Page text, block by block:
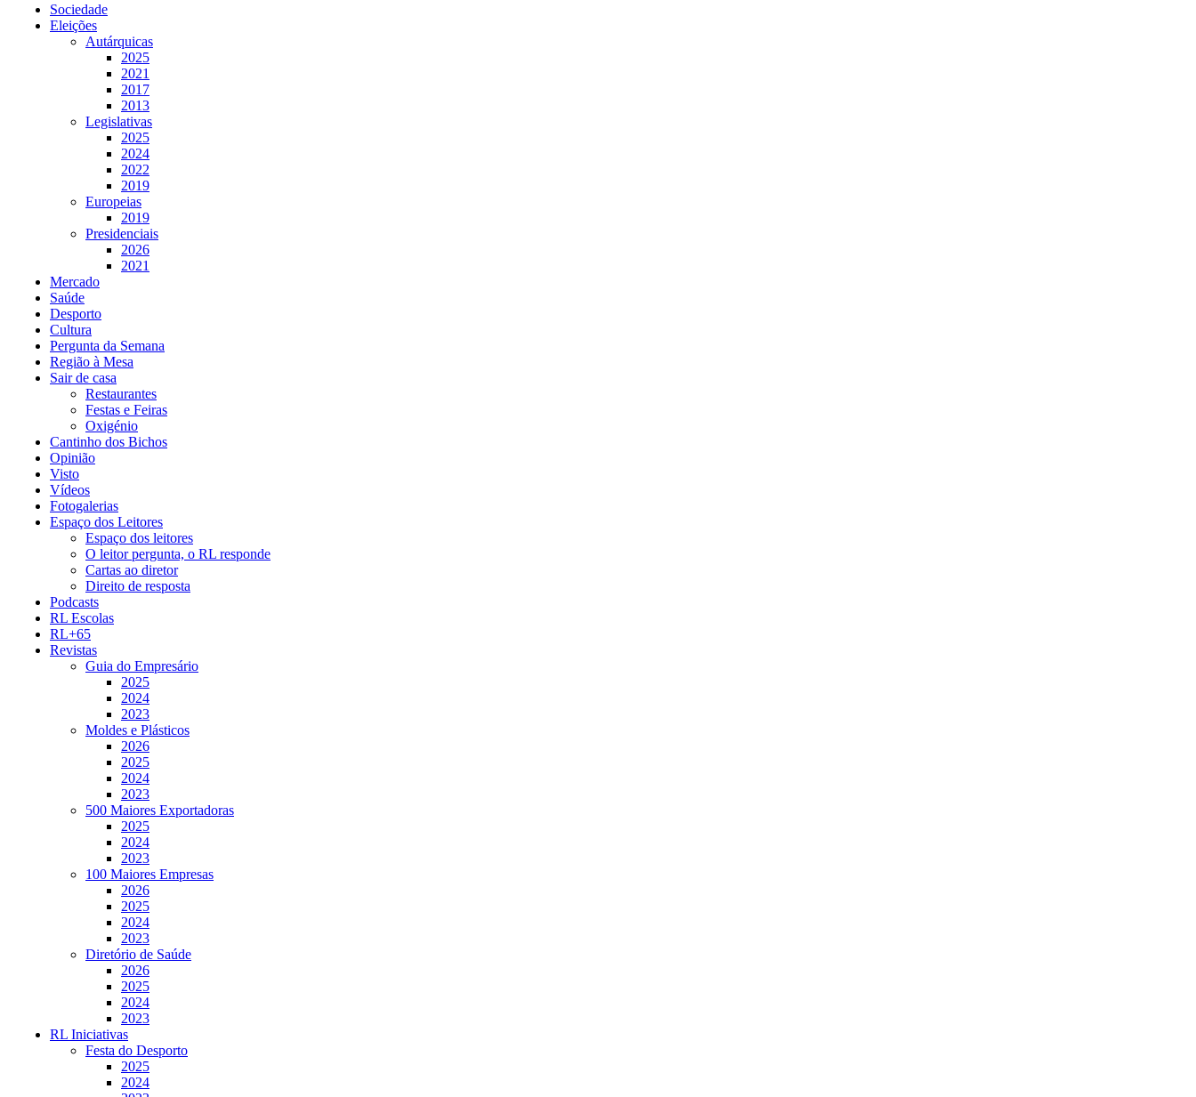
Sociedade
Eleições
Autárquicas
2025
2021
2017
2013
Legislativas
2025
2024
2022
2019
Europeias
2019
Presidenciais
2026
2021
Mercado
Saúde
Desporto
Cultura
Pergunta da Semana
Região à Mesa
Sair de casa
Restaurantes
Festas e Feiras
Oxigénio
Cantinho dos Bichos
Opinião
Visto
Vídeos
Fotogalerias
Espaço dos Leitores
Espaço dos leitores
O leitor pergunta, o RL responde
Cartas ao diretor
Direito de resposta
Podcasts
RL Escolas
RL+65
Revistas
Guia do Empresário
2025
2024
2023
Moldes e Plásticos
2026
2025
2024
2023
500 Maiores Exportadoras
2025
2024
2023
100 Maiores Empresas
2026
2025
2024
2023
Diretório de Saúde
2026
2025
2024
2023
RL Iniciativas
Festa do Desporto
2025
2024